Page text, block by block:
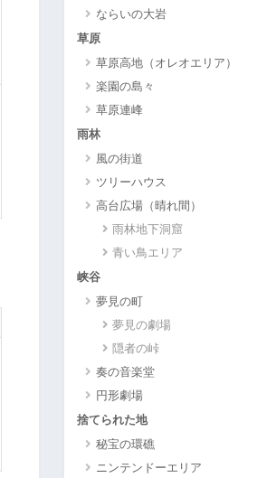
ならいの大岩
草原
草原高地（オレオエリア）
楽園の島々
草原連峰
雨林
風の街道
ツリーハウス
高台広場（晴れ間）
雨林地下洞窟
青い鳥エリア
峡谷
夢見の町
夢見の劇場
隠者の峠
奏の音楽堂
円形劇場
捨てられた地
秘宝の環礁
ニンテンドーエリア